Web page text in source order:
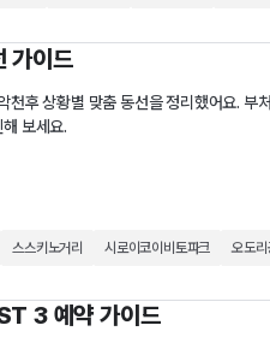
가이드
천후 상황별 맞춤 동선을 정리했어요. 부
보세요.
스스키노거리 시로이코이비토파크 오도리
3 예약 가이드